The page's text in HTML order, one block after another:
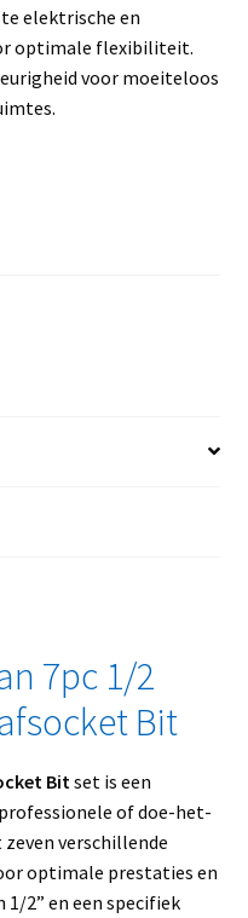
elektrische en
optimale flexibiliteit.
voor moeiteloos
7pc 1/2
Bit
Bit set is een
of doe-het-
verschillende
optimale prestaties en
1/2” en een specifiek